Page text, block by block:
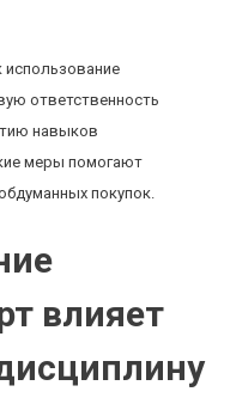
использование
ответственность
навыков
меры помогают
покупок.
влияет